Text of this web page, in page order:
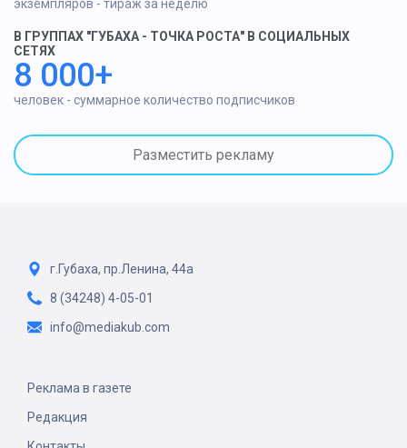
экземпляров - тираж за неделю
В ГРУППАХ "ГУБАХА - ТОЧКА РОСТА" В СОЦИАЛЬНЫХ
СЕТЯХ
8 000+
человек - суммарное количество подписчиков
Разместить рекламу
г.Губаха, пр.Ленина, 44а
8 (34248) 4-05-01
info@mediakub.com
Реклама в газете
Редакция